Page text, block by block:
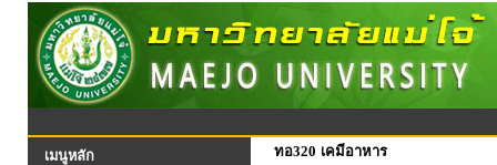
เมนูหลัก ทอ320 เคมีอาหาร